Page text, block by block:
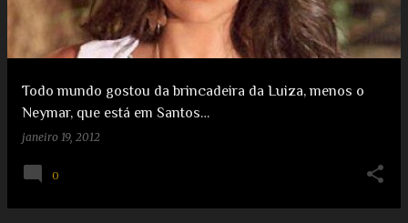
s
Todo mundo gostou da brincadeira da Luiza, menos o
Neymar, que está em Santos…
janeiro 19, 2012
0